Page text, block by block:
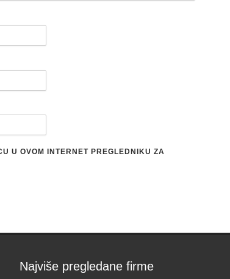
U OVOM INTERNET PREGLEDNIKU ZA
Najviše pregledane firme